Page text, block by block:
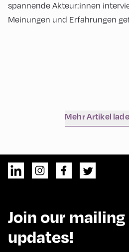
spannende Akteur:innen
Meinungen und Erfahrungen
Mehr Artikel
Join our
updates!